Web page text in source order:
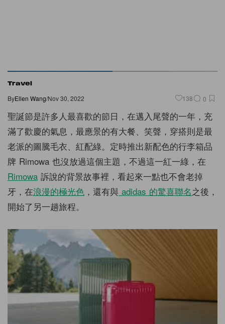
Travel
ByEllen Wang/Nov 30, 2022 138 0
聖誕節是許多人最喜歡的節日，在邁入尾聲的一年，充
滿了歡慶的氣息，最應景的有大餐、笑聲，穿搭則是最
老派的圖騰毛衣、紅配綠。定時推出新配色的行李箱品
牌 Rimowa 也沒放過這個主題，不過這一紅一綠，在
Rimowa 訴說的背景故事裡，看起來一點也不會老掉
牙，在浪漫的極光色 ，還有與 adidas 的驚喜聯名之後，
開始了另一趟旅程。